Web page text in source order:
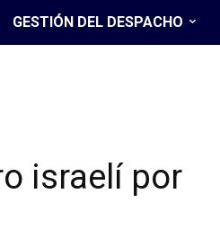
GESTIÓN DEL DESPACHO
israelí por